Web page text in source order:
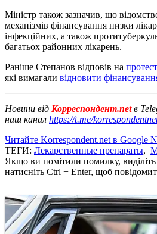
Міністр також зазначив, що
механізмів фінансування низки
інфекційних, а також
багатьох районних лікарень.
Раніше Степанов відповів на
які вимагали відновити
Новини від Корреспондент.netв
наш канал https://t.me/
Читайте Korrespondent.net в Google
ТЕГИ: Лекарственные препараты,
Якщо ви помітили помилку, виділіть
натисніть Ctrl + Enter, щоб